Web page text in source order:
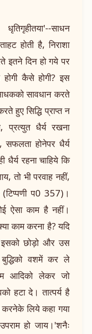
साधन
होती है, निराशा
इतने दिन हो गये पर
होगी कैसे होगी? इस
सावधान करते
हुए सिद्धि प्राप्त न
प्रत्युत धैर्य रखना
सफलता होनेपर धैर्य
धैर्य रहना चाहिये कि
तो भी परवाह नहीं,
(टिप्पणी प0 357)।
ऐसा काम है नहीं।
काम करना है? यदि
छोड़ो और उस
वशमें कर ले
आदिको लेकर जो
हटा दे। तात्पर्य है
करनेके लिये कहा गया
हो जाय।'शनैः